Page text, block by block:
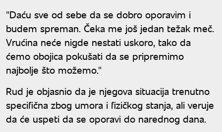
"Daću sve od sebe da se dobro oporavim i
budem spreman. Čeka me još jedan težak meč.
Vrućina neće nigde nestati uskoro, tako da
ćemo obojica pokušati da se pripremimo
najbolje što možemo."
Rud je objasnio da je njegova situacija trenutno
specifična zbog umora i fizičkog stanja, ali veruje
da će uspeti da se oporavi do narednog dana.